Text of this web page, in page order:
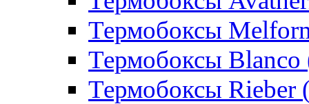
Термобоксы
Термобоксы Blanco
Термобоксы Rieber